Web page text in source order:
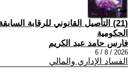
(21) التأصيل القانوني للرقابة
الحكومية
فارس حامد عبد الكريم
2026 / 8 / 6
الفساد الإداري والمالي